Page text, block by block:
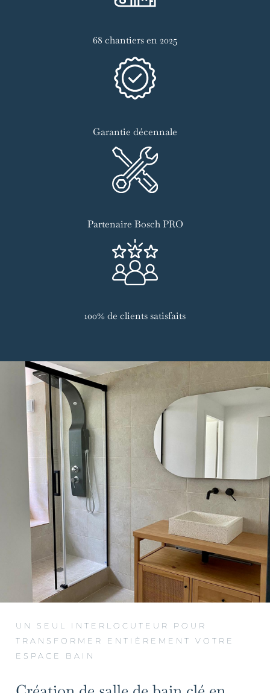
68 chantiers en 2025
Garantie décennale
Partenaire Bosch PRO
100% de clients satisfaits
UN SEUL INTERLOCUTEUR POUR
TRANSFORMER ENTIÈREMENT VOTRE
ESPACE BAIN